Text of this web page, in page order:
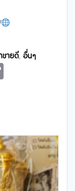
ายดี,อื่นๆ
Copy